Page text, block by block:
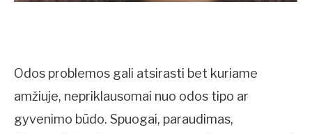
Odos problemos gali atsirasti bet kuriame
amžiuje, nepriklausomai nuo odos tipo ar
gyvenimo būdo. Spuogai, paraudimas,